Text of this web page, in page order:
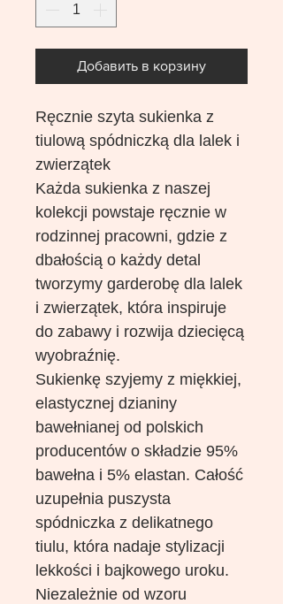
Добавить в корзину
Ręcznie szyta sukienka z
tiulową spódniczką dla lalek i
zwierzątek
Każda sukienka z naszej
kolekcji powstaje ręcznie w
rodzinnej pracowni, gdzie z
dbałością o każdy detal
tworzymy garderobę dla lalek
i zwierzątek, która inspiruje
do zabawy i rozwija dziecięcą
wyobraźnię.
Sukienkę szyjemy z miękkiej,
elastycznej dzianiny
bawełnianej od polskich
producentów o składzie 95%
bawełna i 5% elastan. Całość
uzupełnia puszysta
spódniczka z delikatnego
tiulu, która nadaje stylizacji
lekkości i bajkowego uroku.
Niezależnie od wzoru